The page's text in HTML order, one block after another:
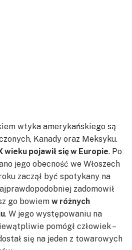
wtyka amerykańskiego są
Kanady oraz Meksyku.
wieku pojawił się w Europie. Po
jego obecność we Włoszech
zaczął być spotykany na
zadomowił
go bowiem w różnych
. W jego występowaniu na
pomógł człowiek –
się na jeden z towarowych